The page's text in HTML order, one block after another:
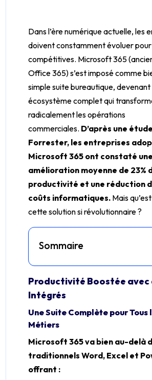
Dans l’ère numérique actuelle, les
doivent constamment évoluer
compétitives. Microsoft 365
Office 365) s’est imposé comme
simple suite bureautique, devenant
écosystème complet qui
radicalement les opérations
commerciales. D’après une
Forrester, les entreprises
Microsoft 365 ont constaté une
amélioration moyenne de 23%
productivité et une réduction
coûts informatiques.Mais
cette solution si révolutionnaire ?
Sommaire
Productivité Boostée avec
Intégrés
Une Suite Complète pour Tous
Métiers
Microsoft 365 va bien au-delà
traditionnels Word, Excel et
offrant :